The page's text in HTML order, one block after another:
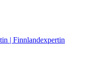
| Finnlandexpertin